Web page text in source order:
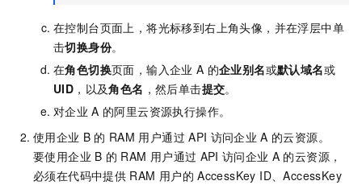
在控制台页面上，将光标移到右上角头像，并在浮层中单
击切换身份。
在角色切换页面，输入企业 A 的企业别名或默认域名或
UID ，以及角色名 ，然后单击提交。
对企业 A 的阿里云资源执行操作。
使用企业 B 的 RAM 用户通过 API 访问企业 A 的云资源。
要使用企业 B 的 RAM 用户通过 API 访问企业 A 的云资源，
必须在代码中提供 RAM 用户的 AccessKey ID、AccessKey